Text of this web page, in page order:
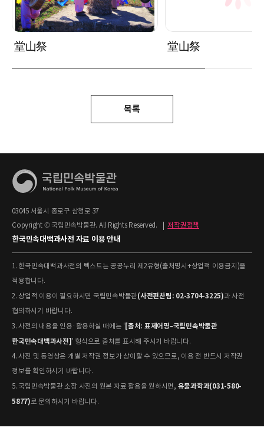
堂山祭 堂山祭
목록
03045 서울시 종로구 삼청로 37
Copyright © 국립민속박물관. All Rights Reserved.
저작권정책
한국민속대백과사전 자료 이용 안내
1. 한국민속대백과사전의 텍스트는 공공누리 제2유형(출처명시+상업적 이용금지)을
적용합니다.
2. 상업적 이용이 필요하시면 국립민속박물관(사전편찬팀: 02-3704-3225)과 사전
협의하시기 바랍니다.
3. 사전의 내용을 인용·활용하실 때에는 ' [출처: 표제어명–국립민속박물관
한국민속대백과사전] ' 형식으로 출처를 표시해 주시기 바랍니다.
4. 사진 및 동영상은 개별 저작권 정보가 상이할 수 있으므로, 이용 전 반드시 저작권
정보를 확인하시기 바랍니다.
5. 국립민속박물관 소장 사진의 원본 자료 활용을 원하시면, 유물과학과(031-580-
5877)로 문의하시기 바랍니다.